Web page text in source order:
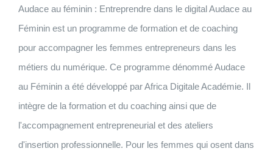
Audace au féminin : Entreprendre dans le digital Audace au
Féminin est un programme de formation et de coaching
pour accompagner les femmes entrepreneurs dans les
métiers du numérique. Ce programme dénommé Audace
au Féminin a été développé par Africa Digitale Académie. Il
intègre de la formation et du coaching ainsi que de
l'accompagnement entrepreneurial et des ateliers
d'insertion professionnelle. Pour les femmes qui osent dans